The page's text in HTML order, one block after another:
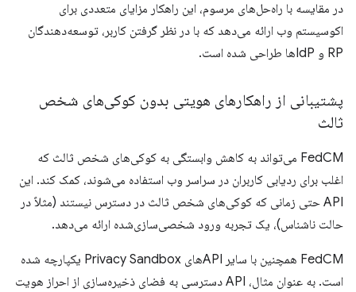
در مقایسه با راه‌حل‌های مرسوم، این راهکار مزایای متعددی برای
اکوسیستم وب ارائه می‌دهد که با در نظر گرفتن کاربر، توسعه‌دهندگان
RP و IdPها طراحی شده است.
پشتیبانی از راهکارهای هویتی بدون کوکی‌های شخص
ثالث
FedCM می‌تواند به کاهش وابستگی به کوکی‌های شخص ثالث که
اغلب برای ردیابی کاربران در سراسر وب استفاده می‌شوند، کمک کند. این
API حتی زمانی که کوکی‌های شخص ثالث در دسترس نیستند (مثلاً در
حالت ناشناس)، یک تجربه ورود شخصی‌سازی‌شده ارائه می‌دهد.
FedCM همچنین با سایر APIهای Privacy Sandbox یکپارچه شده
است. به عنوان مثال، API دسترسی به فضای ذخیره‌سازی از احراز هویت